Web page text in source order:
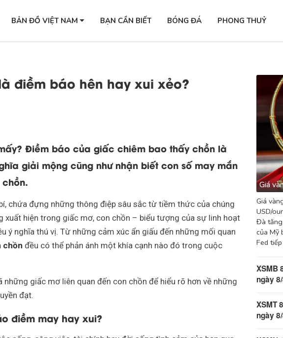
BẢN ĐỒ VIỆT NAM BẠN CẦN BIẾT BÓNG ĐÁ PHONG THUỶ
điềm báo hên hay xui xẻo?
Điềm báo của giấc chiêm bao thấy chồn là
giải mộng cũng như nhận biết con số may mắn
chứa đựng những thông điệp sâu sắc từ tiềm thức của chúng
xuất hiện trong giấc mơ, con chồn – biểu tượng của sự linh hoạt
ý nghĩa thú vị. Từ những cảm xúc ẩn giấu đến những mối quan
chồn đều có thể phản ánh một khía cạnh nào đó trong cuộc
những giấc mơ liên quan đến con chồn để hiểu rõ hơn về những
đạt.
điềm may hay xui?
Giá
Giá
USD/
Đà tăng
của Mỹ
Fed
XSMB
ngày
XSMT
ngày